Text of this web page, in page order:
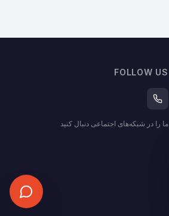
FOLLOW US
ما را در شبکه‌های اجتماعی دنبال کنید